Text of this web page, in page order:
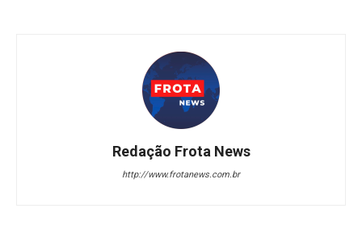
Redação Frota News
http://www.frotanews.com.br